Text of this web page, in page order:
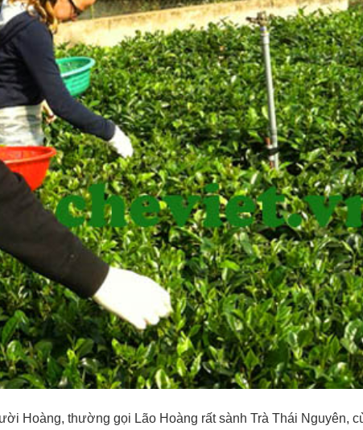
Hoàng, thường gọi Lão Hoàng rất sành Trà Thái Nguyên,